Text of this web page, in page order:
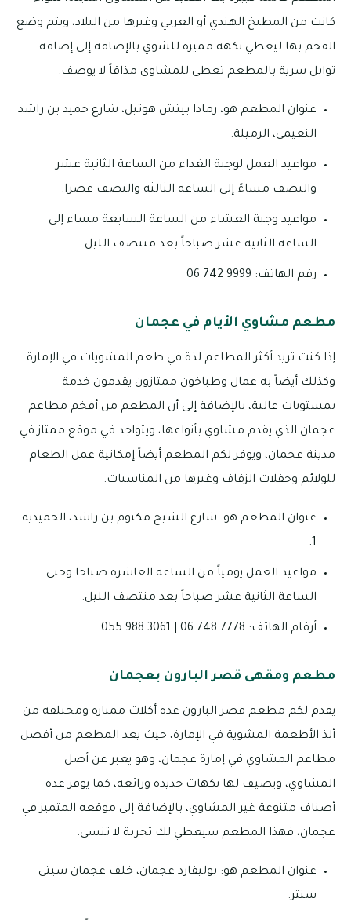
كانت من المطبخ الهندي أو العربي وغيرها من البلاد، ويتم وضع
الفحم بها ليعطي نكهة مميزة للشوي بالإضافة إلى إضافة
توابل سرية بالمطعم تعطي للمشاوي مذاقاً لا يوصف.
عنوان المطعم هو، ‎رمادا بيتش هوتيل، شارع حميد بن راشد
النعيمي، الرميلة.
مواعيد العمل لوجبة الغداء من الساعة الثانية عشر
والنصف مساءً إلى الساعة الثالثة والنصف عصرا.
مواعيد وجبة العشاء من الساعة السابعة مساء إلى
الساعة الثانية عشر صباحاً بعد منتصف الليل.
رقم الهاتف: 9999 742 06
مطعم مشاوي الأيام في عجمان
إذا كنت تريد أكثر المطاعم لذة في طعم المشويات في الإمارة
وكذلك أيضاً به عمال وطباخون ممتازون يقدمون خدمة
بمستويات عالية، بالإضافة إلى أن المطعم من أفخم مطاعم
عجمان الذي يقدم مشاوي بأنواعها، ويتواجد في موقع ممتاز في
مدينة عجمان، ويوفر لكم المطعم أيضاً إمكانية عمل الطعام
للولائم وحفلات الزفاف وغيرها من المناسبات.
عنوان المطعم هو: شارع الشيخ مكتوم بن راشد، الحميدية
1.
مواعيد العمل يومياً من الساعة العاشرة صباحا وحتى
الساعة الثانية عشر صباحاً بعد منتصف الليل.
أرقام الهاتف: 7778 748 06 | 3061 988 055
مطعم ومقهى قصر البارون بعجمان
يقدم لكم مطعم قصر البارون عدة أكلات ممتازة ومختلفة من
ألذ الأطعمة المشوية في الإمارة، حيث يعد المطعم من أفضل
مطاعم المشاوي في إمارة عجمان، وهو يعبر عن أصل
المشاوي، ويضيف لها نكهات جديدة ورائعة، كما يوفر عدة
أصناف متنوعة غير المشاوي، بالإضافة إلى موقعه المتميز في
عجمان، فهذا المطعم سيعطي لك تجربة لا تنسى.
عنوان المطعم هو: بوليفارد عجمان، خلف عجمان سيتي
سنتر.